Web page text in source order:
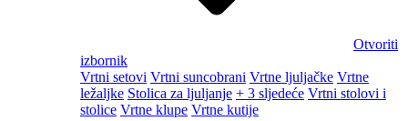
Otvoriti
izbornik
Vrtni setovi Vrtni suncobrani Vrtne ljuljačke Vrtne
ležaljke Stolica za ljuljanje + 3 sljedeće Vrtni stolovi i
stolice Vrtne klupe Vrtne kutije